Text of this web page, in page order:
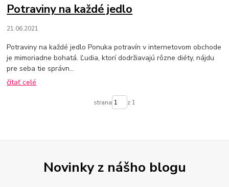
Potraviny na každé jedlo
21.06.2021
Potraviny na každé jedlo Ponuka potravín v internetovom obchode
je mimoriadne bohatá. Ľudia, ktorí dodržiavajú rôzne diéty, nájdu
pre seba tie správn...
čítať celé
strana z 1
Novinky z nášho blogu